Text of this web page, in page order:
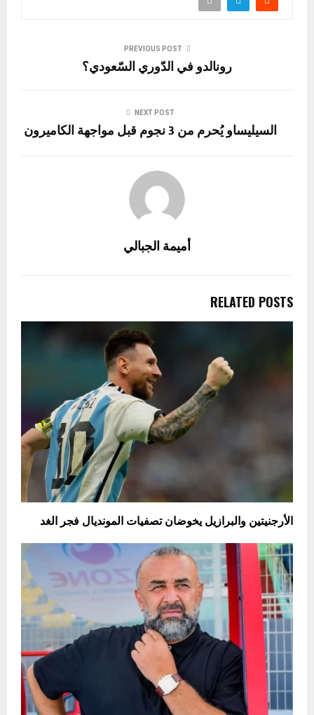
PREVIOUS POST
رونالدو في الدّوري السّعودي؟
NEXT POST
السيليساو يُحرم من 3 نجوم قبل مواجهة الكاميرون
أميمة الجبالي
RELATED POSTS
الأرجنيتين والبرازيل يخوضان تصفيات المونديال فجر الغد